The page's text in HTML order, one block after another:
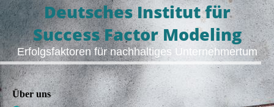
Deutsches Institut für
Success Factor Modeling
Erfolgsfaktoren für nachhaltiges Unternehmertum
Über uns